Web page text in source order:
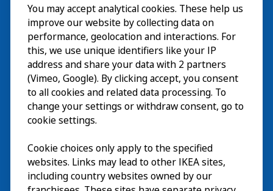
Besök
Utforska
På gång
Om
You may accept analytical cookies. These help us
improve our website by collecting data on
performance, geolocation and interactions. For
this, we use unique identifiers like your IP
address and share your data with 2 partners
(Vimeo, Google). By clicking accept, you consent
to all cookies and related data processing. To
change your settings or withdraw consent, go to
cookie settings.
Cookie choices only apply to the specified
websites. Links may lead to other IKEA sites,
including country websites owned by our